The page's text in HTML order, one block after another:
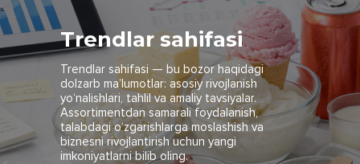
Trendlar sahifasi
Trendlar sahifasi — bu bozor haqidagi
dolzarb ma’lumotlar: asosiy rivojlanish
yo‘nalishlari, tahlil va amaliy tavsiyalar.
Assortimentdan samarali foydalanish,
talabdagi o‘zgarishlarga moslashish va
biznesni rivojlantirish uchun yangi
imkoniyatlarni bilib oling.